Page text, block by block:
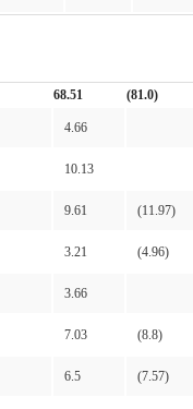
68.51 (81.0)
4.66
10.13
9.61 (11.97)
3.21 (4.96)
3.66
7.03 (8.8)
6.5 (7.57)